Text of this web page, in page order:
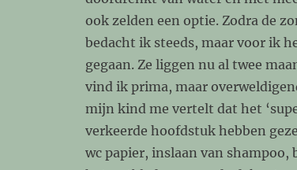
ook zelden een optie. Zodra de
bedacht ik steeds, maar voor ik
gegaan. Ze liggen nu al twee
vind ik prima, maar
mijn kind me vertelt dat het
verkeerde hoofdstuk hebben
wc papier, inslaan van shampoo,